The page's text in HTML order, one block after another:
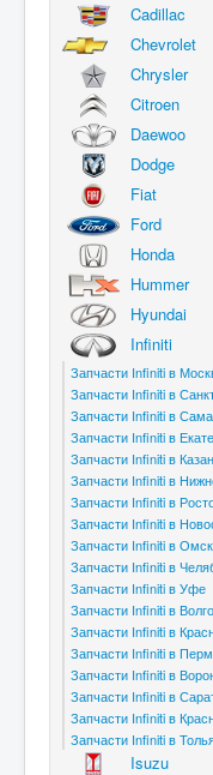
Cadillac
Chevrolet
Chrysler
Citroen
Daewoo
Dodge
Fiat
Ford
Honda
Hummer
Hyundai
Infiniti
Запчасти Infiniti в
Запчасти Infiniti в
Запчасти Infiniti в
Запчасти Infiniti в
Запчасти Infiniti в
Запчасти Infiniti в
Запчасти Infiniti в
Запчасти Infiniti в
Запчасти Infiniti в
Запчасти Infiniti в
Запчасти Infiniti в Уфе
Запчасти Infiniti в
Запчасти Infiniti в
Запчасти Infiniti в
Запчасти Infiniti в
Запчасти Infiniti в
Запчасти Infiniti в
Запчасти Infiniti в
Isuzu